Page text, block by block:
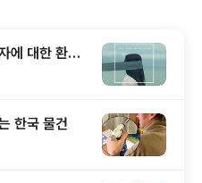
에 대한 환상
한국 물건